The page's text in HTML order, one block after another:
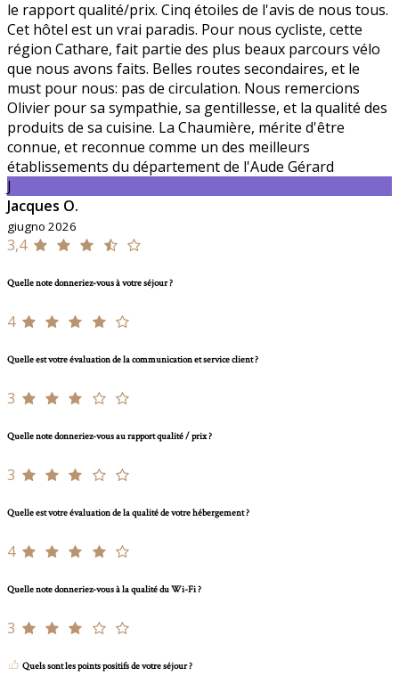
le rapport qualité/prix. Cinq étoiles de l'avis de nous tous.
Cet hôtel est un vrai paradis. Pour nous cycliste, cette
région Cathare, fait partie des plus beaux parcours vélo
que nous avons faits. Belles routes secondaires, et le
must pour nous: pas de circulation. Nous remercions
Olivier pour sa sympathie, sa gentillesse, et la qualité des
produits de sa cuisine. La Chaumière, mérite d'être
connue, et reconnue comme un des meilleurs
établissements du département de l'Aude Gérard
J
Jacques O.
giugno 2026
3,4
Quelle note donneriez-vous à votre séjour ?
4
Quelle est votre évaluation de la communication et service client ?
3
Quelle note donneriez-vous au rapport qualité / prix ?
3
Quelle est votre évaluation de la qualité de votre hébergement ?
4
Quelle note donneriez-vous à la qualité du Wi-Fi ?
3
Quels sont les points positifs de votre séjour ?